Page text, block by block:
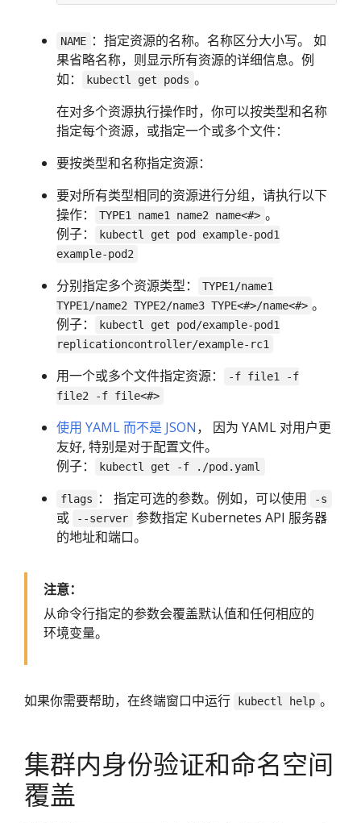
NAME ：指定资源的名称。名称区分大小写。 如
果省略名称，则显示所有资源的详细信息。例
如：
kubectl get pods 。
在对多个资源执行操作时，你可以按类型和名称
指定每个资源，或指定一个或多个文件：
要按类型和名称指定资源：
要对所有类型相同的资源进行分组，请执行以下
操作：
TYPE1 name1 name2 name<#> 。
例子：
kubectl get pod example-pod1
example-pod2
分别指定多个资源类型：
TYPE1/name1
TYPE1/name2 TYPE2/name3 TYPE<#>/name<#> 。
例子：
kubectl get pod/example-pod1
replicationcontroller/example-rc1
用一个或多个文件指定资源：
-f file1 -f
file2 -f file<#>
使用 YAML 而不是 JSON， 因为 YAML 对用户更
友好, 特别是对于配置文件。
例子：
kubectl get -f ./pod.yaml
flags ： 指定可选的参数。例如，可以使用 -s
或 --server
参数指定 Kubernetes API 服务器
的地址和端口。
注意：
从命令行指定的参数会覆盖默认值和任何相应的
环境变量。
如果你需要帮助，在终端窗口中运行 kubectl help 。
集群内身份验证和命名空间
覆盖